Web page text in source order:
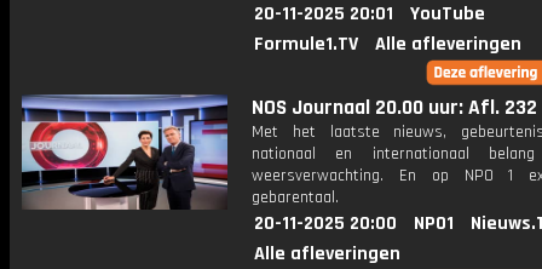
20-11-2025 20:01
YouTube
Formule1.TV
Alle afleveringen
NOS Journaal 20.00 uur: Afl. 232
Met het laatste nieuws,
nationaal en internationaal
weersverwachting. En op NPO 1
gebarentaal.
20-11-2025 20:00 NPO1
Alle afleveringen